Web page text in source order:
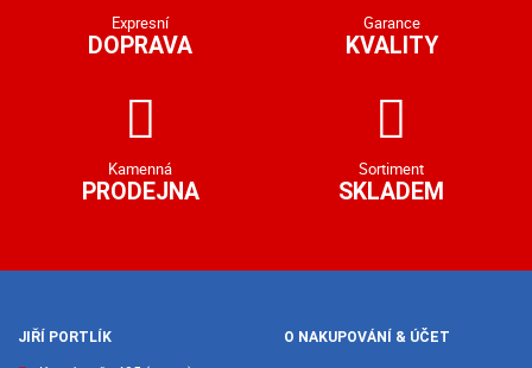
Expresní
DOPRAVA
Garance
KVALITY
Kamenná
PRODEJNA
Sortiment
SKLADEM
JIŘÍ PORTLÍK O NAKUPOVÁNÍ & ÚČET